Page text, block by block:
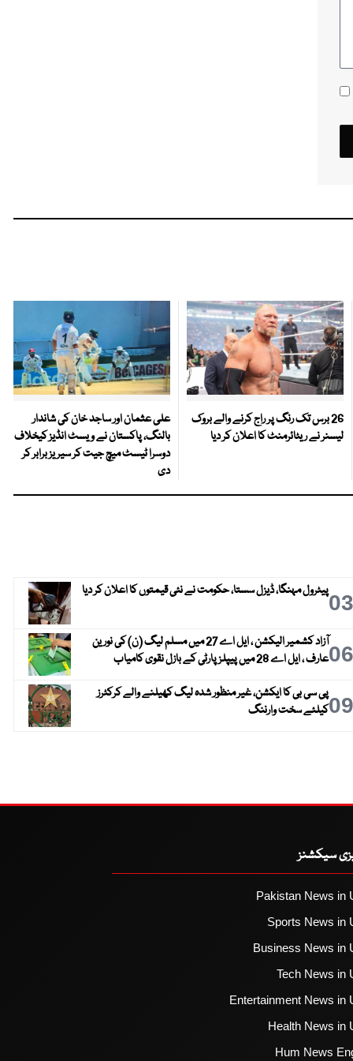
26 برس تک رنگ پر راج کرنے والے بروک
لیسنر نے ریٹائرمنٹ کا اعلان کر دیا
علی عثمان اور ساجد خان کی شاندار
بالنگ، پاکستان نے ویسٹ انڈیز کیخلاف
دوسرا ٹیسٹ میچ جیت کر سیریز برابر کر
دی
03پیٹرول مہنگا، ڈیزل سستا، حکومت نے نئی قیمتوں کا اعلان کر دیا
06
آزاد کشمیر الیکشن ، ایل اے 27 میں مسلم لیگ (ن) کی نورین
عارف ، ایل اے 28 میں پیپلز پارٹی کے بازل نقوی کامیاب
09پی سی بی کا ایکشن، غیر منظور شدہ لیگ کھیلنے والے کرکٹرز
کیلئے سخت وارننگ
سیکشنز
Pakistan News in
Sports News in
Business News in
Tech News in
Entertainment News in
Health News in
Hum News